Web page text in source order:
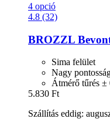
4 opció
4.8 (32)
BROZZL
Sima felület
Nagy
Átmérő tűrés ±
5.830 Ft
Szállítás eddig: